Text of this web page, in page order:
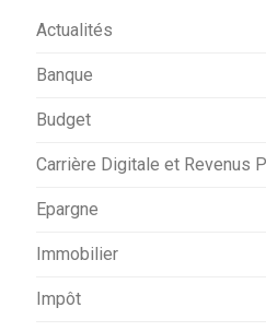
Actualités
Banque
Budget
Carrière Digitale et Revenus
Epargne
Immobilier
Impôt